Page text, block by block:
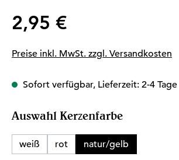
Regulärer Preis:
2,95 €
Preise inkl. MwSt. zzgl. Versandkosten
Sofort verfügbar, Lieferzeit: 2-4 Tage
Auswahl Kerzenfarbeauswählen
weiß rot natur/gelb